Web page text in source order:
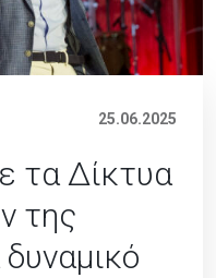
25.06.2025
τα Δίκτυα
της